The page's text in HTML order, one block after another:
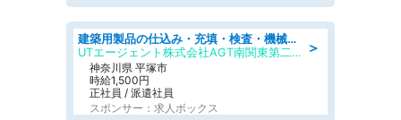
＞
建築用製品の仕込み・充填・検査・機械操作/寮完備/日払い/工場・製造
UTエージェント株式会社AGT南関東第二CU
神奈川県 平塚市
時給1,500円
正社員 / 派遣社員
スポンサー：求人ボックス